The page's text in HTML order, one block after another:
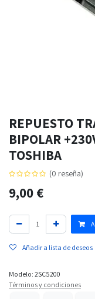
REPUESTO
BIPOLAR
TOSHIBA
(0 reseña)
Modelo: 2SC5200
9,00€
Añadir a lista de deseos
Términos y condiciones